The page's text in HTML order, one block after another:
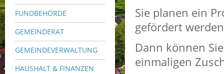
FUNDBEHÖRDE
GEMEINDERAT
GEMEINDEVERWALTUNG
HAUSHALT & FINANZEN
Sie planen ein
gefördert
Dann können
einmaligen